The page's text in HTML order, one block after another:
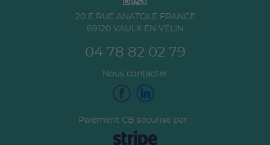
20 E RUE ANATOLE FRANCE
69120 VAULX EN VELIN
04 78 82 02 79
Nous contacter
Paiement CB sécurisé par :